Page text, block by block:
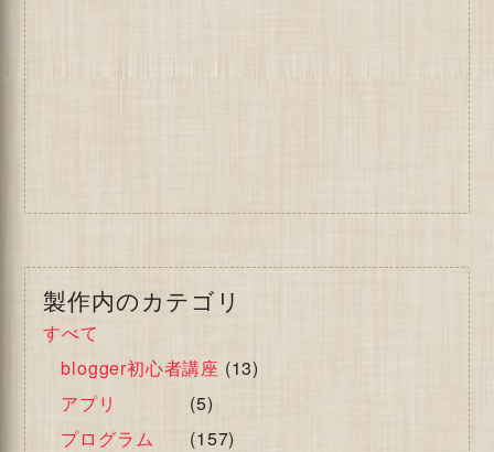
製作内のカテゴリ
すべて
blogger初心者講座 (13)
アプリ
(5)
プログラム
(157)